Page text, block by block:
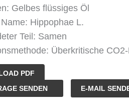
Gelbes flüssiges Öl
Hippophae L.
Teil: Samen
Überkritische
PDF
SENDEN E-MAIL